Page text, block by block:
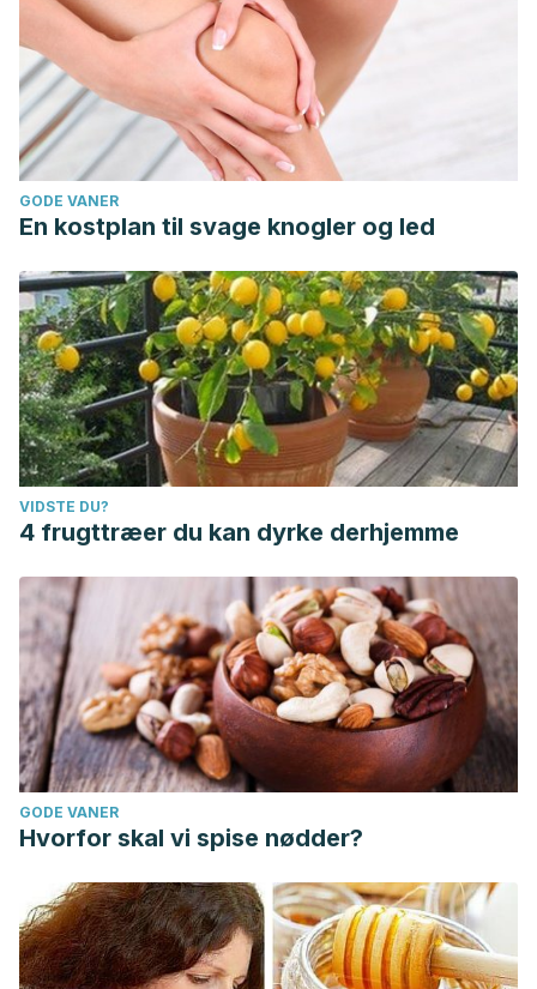
GODE VANER
En kostplan til svage knogler og led
VIDSTE DU?
4 frugttræer du kan dyrke derhjemme
GODE VANER
Hvorfor skal vi spise nødder?